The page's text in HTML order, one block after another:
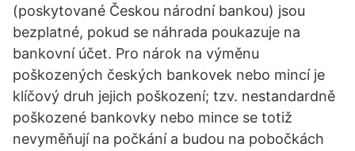
(poskytované Českou národní bankou) jsou
bezplatné, pokud se náhrada poukazuje na
bankovní účet. Pro nárok na výměnu
poškozených českých bankovek nebo mincí je
klíčový druh jejich poškození; tzv. nestandardně
poškozené bankovky nebo mince se totiž
nevyměňují na počkání a budou na pobočkách